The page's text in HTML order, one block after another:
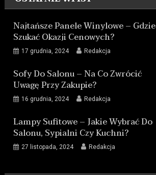
Najtańsze Panele Winylowe – Gdzie
Szukać Okazji Cenowych?
17 grudnia, 2024 Redakcja
Sofy Do Salonu – Na Co Zwrócić
Uwagę Przy Zakupie?
16 grudnia, 2024 Redakcja
Lampy Sufitowe – Jakie Wybrać Do
Salonu, Sypialni Czy Kuchni?
27 listopada, 2024 Redakcja